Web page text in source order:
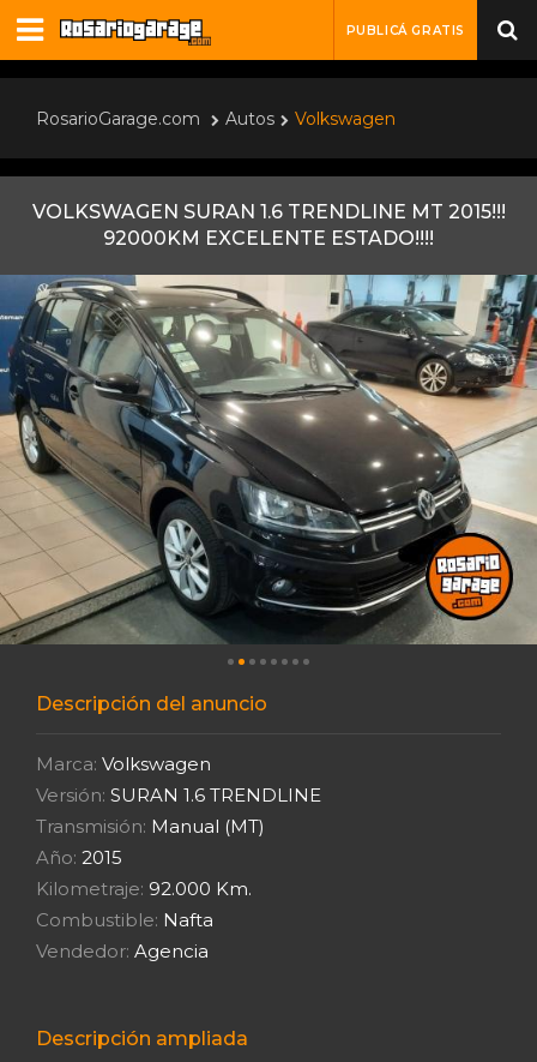
PUBLICÁ GRATIS
RosarioGarage.com Autos Volkswagen
VOLKSWAGEN SURAN 1.6 TRENDLINE MT 2015!!!
92000KM EXCELENTE ESTADO!!!!
Descripción del anuncio
Marca: Volkswagen
Versión: SURAN 1.6 TRENDLINE
Transmisión: Manual (MT)
Año: 2015
Kilometraje: 92.000 Km.
Combustible: Nafta
Vendedor: Agencia
Descripción ampliada